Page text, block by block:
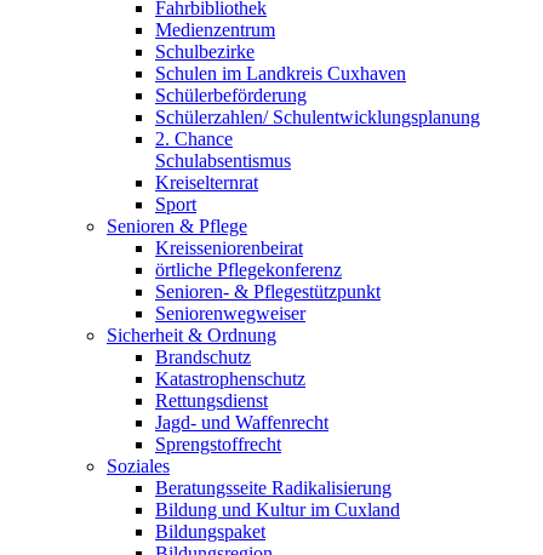
Fahrbibliothek
Medienzentrum
Schulbezirke
Schulen im Landkreis Cuxhaven
Schülerbeförderung
Schülerzahlen/ Schulentwicklungsplanung
2. Chance
Schulabsentismus
Kreiselternrat
Sport
Senioren & Pflege
Kreisseniorenbeirat
örtliche Pflegekonferenz
Senioren- & Pflegestützpunkt
Seniorenwegweiser
Sicherheit & Ordnung
Brandschutz
Katastrophenschutz
Rettungsdienst
Jagd- und Waffenrecht
Sprengstoffrecht
Soziales
Beratungsseite Radikalisierung
Bildung und Kultur im Cuxland
Bildungspaket